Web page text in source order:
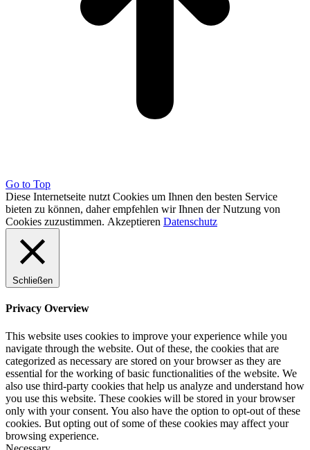
Go to Top
Diese Internetseite nutzt Cookies um Ihnen den besten Service
bieten zu können, daher empfehlen wir Ihnen der Nutzung von
Cookies zuzustimmen. Akzeptieren Datenschutz
Schließen
Privacy Overview
This website uses cookies to improve your experience while you
navigate through the website. Out of these, the cookies that are
categorized as necessary are stored on your browser as they are
essential for the working of basic functionalities of the website. We
also use third-party cookies that help us analyze and understand how
you use this website. These cookies will be stored in your browser
only with your consent. You also have the option to opt-out of these
cookies. But opting out of some of these cookies may affect your
browsing experience.